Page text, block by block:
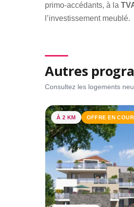
primo-accédants, à la
l’investissement meublé.
Autres
Consultez les logements
À 2 KM OFFRE EN